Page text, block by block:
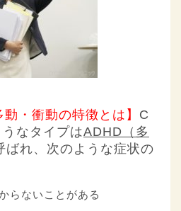
・衝動の特徴とは】 C
なタイプはADHD （多
ばれ、次のような症状の
らないことがある